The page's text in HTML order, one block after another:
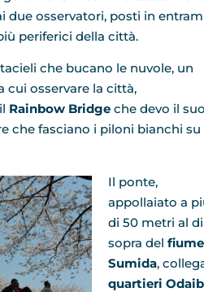
due osservatori, posti in
periferici della città.
che bucano le nuvole, un
cui osservare la città,
Rainbow Bridge che devo il suo
che fasciano i piloni bianchi su
Il ponte,
appollaiato a
di 50 metri al di
sopra del fiume
Sumida,
quartieri